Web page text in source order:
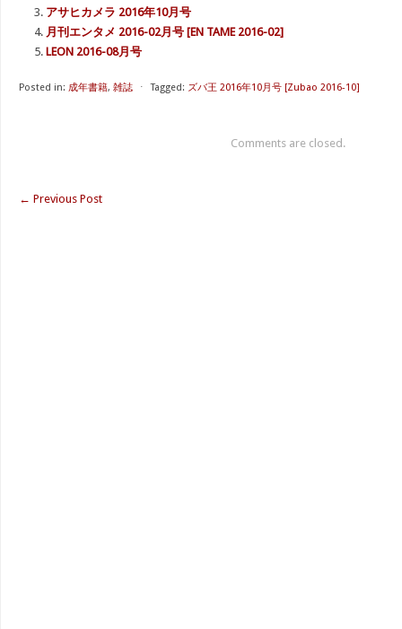
アサヒカメラ 2016年10月号
月刊エンタメ 2016-02月号 [EN TAME 2016-02]
LEON 2016-08月号
Posted in: 成年書籍, 雑誌 ⋅ Tagged: ズバ王 2016年10月号 [Zubao 2016-10]
Comments are closed.
← Previous Post